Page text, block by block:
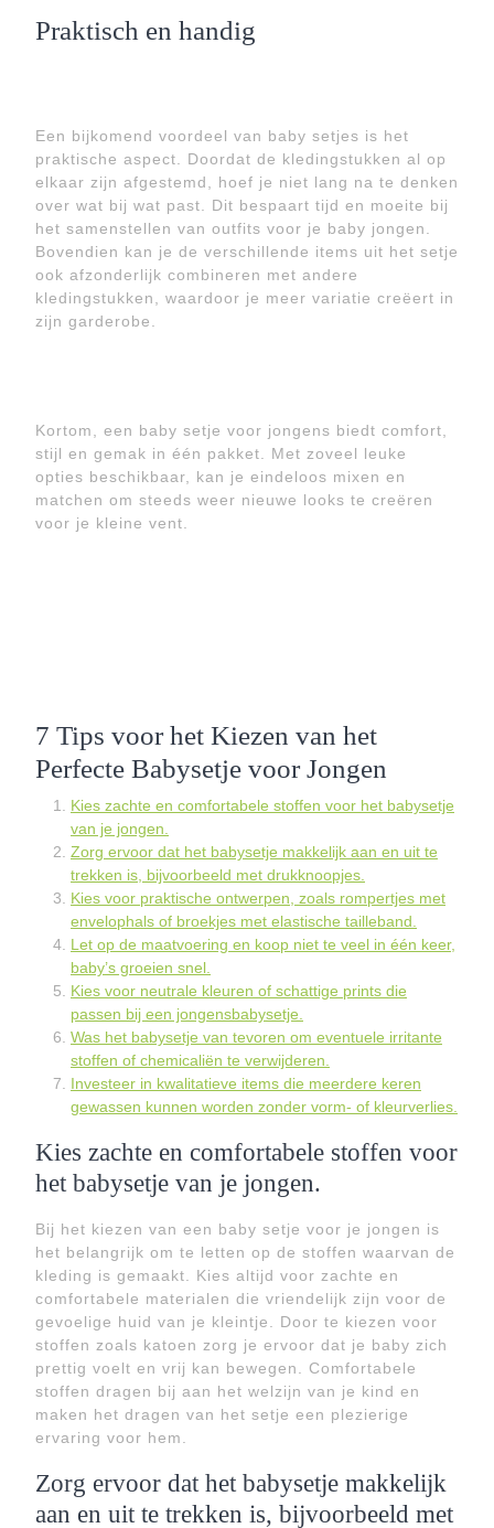
Praktisch en handig
Een bijkomend voordeel van baby setjes is het
praktische aspect. Doordat de kledingstukken al op
elkaar zijn afgestemd, hoef je niet lang na te denken
over wat bij wat past. Dit bespaart tijd en moeite bij
het samenstellen van outfits voor je baby jongen.
Bovendien kan je de verschillende items uit het setje
ook afzonderlijk combineren met andere
kledingstukken, waardoor je meer variatie creëert in
zijn garderobe.
Kortom, een baby setje voor jongens biedt comfort,
stijl en gemak in één pakket. Met zoveel leuke
opties beschikbaar, kan je eindeloos mixen en
matchen om steeds weer nieuwe looks te creëren
voor je kleine vent.
7 Tips voor het Kiezen van het
Perfecte Babysetje voor Jongen
Kies zachte en comfortabele stoffen voor het babysetje
van je jongen.
Zorg ervoor dat het babysetje makkelijk aan en uit te
trekken is, bijvoorbeeld met drukknoopjes.
Kies voor praktische ontwerpen, zoals rompertjes met
envelophals of broekjes met elastische tailleband.
Let op de maatvoering en koop niet te veel in één keer,
baby’s groeien snel.
Kies voor neutrale kleuren of schattige prints die
passen bij een jongensbabysetje.
Was het babysetje van tevoren om eventuele irritante
stoffen of chemicaliën te verwijderen.
Investeer in kwalitatieve items die meerdere keren
gewassen kunnen worden zonder vorm- of kleurverlies.
Kies zachte en comfortabele stoffen voor
het babysetje van je jongen.
Bij het kiezen van een baby setje voor je jongen is
het belangrijk om te letten op de stoffen waarvan de
kleding is gemaakt. Kies altijd voor zachte en
comfortabele materialen die vriendelijk zijn voor de
gevoelige huid van je kleintje. Door te kiezen voor
stoffen zoals katoen zorg je ervoor dat je baby zich
prettig voelt en vrij kan bewegen. Comfortabele
stoffen dragen bij aan het welzijn van je kind en
maken het dragen van het setje een plezierige
ervaring voor hem.
Zorg ervoor dat het babysetje makkelijk
aan en uit te trekken is, bijvoorbeeld met